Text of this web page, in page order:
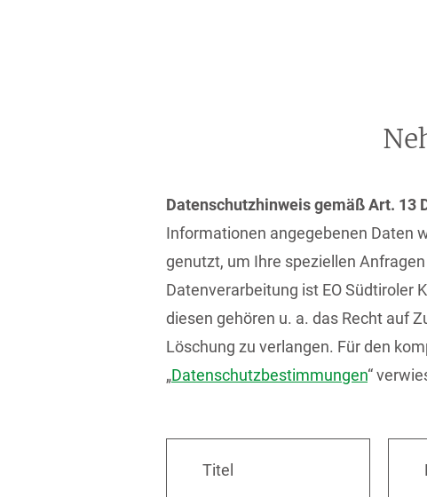
Datenschutzhinweis gemäß Art. 13
Informationen angegebenen Daten
genutzt, um Ihre speziellen
Datenverarbeitung ist EO Südtiroler
diesen gehören u. a. das Recht auf
Löschung zu verlangen. Für den
„Datenschutzbestimmungen“
Titel